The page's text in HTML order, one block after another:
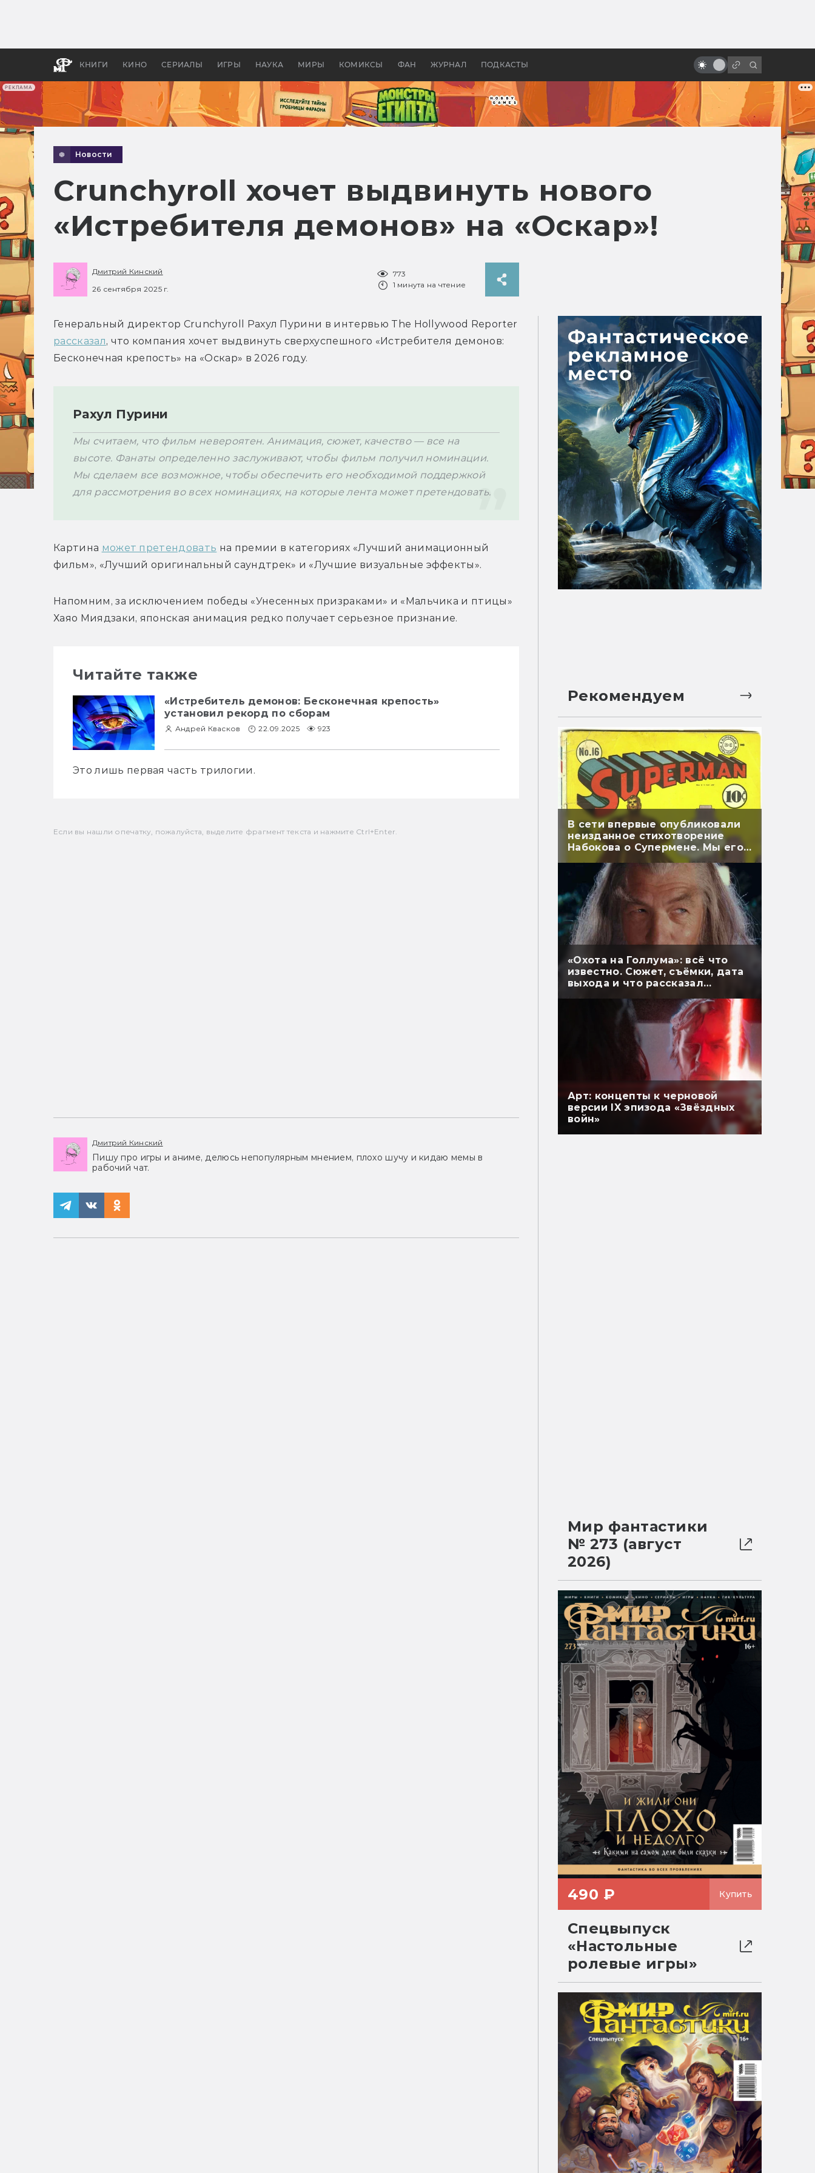
РЕКЛАМА
КНИГИ КИНО СЕРИАЛЫ ИГРЫ НАУКА МИРЫ КОМИКСЫ ФАН ЖУРНАЛ ПОДКАСТЫ
бы «Властелина колец»
Древней Грецией
«Светлячка» и «Мстителей»
Новости
Crunchyroll хочет выдвинуть нового
«Истребителя демонов» на «Оскар»!
Дмитрий Кинский
26 сентября 2025 г.
773
1 минута на чтение
рассказал, что компания хочет выдвинуть сверхуспешного «Истребителя демонов:
Бесконечная крепость» на «Оскар» в 2026 году.
Рахул Пурини
Мы считаем, что фильм невероятен. Анимация, сюжет, качество — все на
высоте. Фанаты определенно заслуживают, чтобы фильм получил номинации.
Мы сделаем все возможное, чтобы обеспечить его необходимой поддержкой
для рассмотрения во всех номинациях, на которые лента может претендовать.
Картина может претендовать на премии в категориях «Лучший анимационный
фильм», «Лучший оригинальный саундтрек» и «Лучшие визуальные эффекты».
Напомним, за исключением победы «Унесенных призраками» и «Мальчика и птицы»
Хаяо Миядзаки, японская анимация редко получает серьезное признание.
Читайте также
«Истребитель демонов: Бесконечная крепость»
установил рекорд по сборам
Андрей Квасков 22.09.2025 923
Это лишь первая часть трилогии.
Если вы нашли опечатку, пожалуйста, выделите фрагмент текста и нажмите Ctrl+Enter.
Дмитрий Кинский
Пишу про игры и аниме, делюсь непопулярным мнением, плохо шучу и кидаю мемы в
рабочий чат.
Рекомендуем
В сети впервые опубликовали
неизданное стихотворение
Набокова о Супермене. Мы его
перевели
«Охота на Голлума»: всё что
известно. Сюжет, съёмки, дата
выхода и что рассказал
Арт: концепты к черновой
версии IX эпизода «Звёздных
войн»
Мир фантастики
№ 273 (август
2026)
490 ₽ Купить
Спецвыпуск
«Настольные
ролевые игры»